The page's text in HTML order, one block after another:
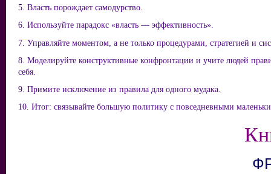
5. Власть порождает самодурство.
6. Используйте парадокс «власть — эффективность».
7. Управляйте моментом, а не только процедурами, стратегией и
8. Моделируйте конструктивные конфронтации и учите людей
себя.
9. Примите исключение из правила для одного мудака.
10. Итог: связывайте большую политику с повседневными